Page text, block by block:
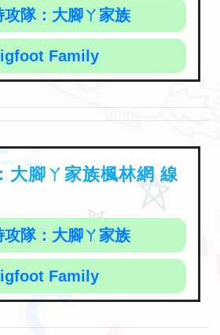
攻隊：大腳ㄚ家族
Family
大腳ㄚ家族楓林網 線
攻隊：大腳ㄚ家族
Family